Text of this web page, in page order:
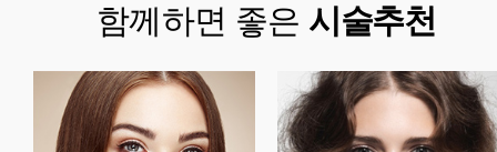
함께하면 좋은 시술추천